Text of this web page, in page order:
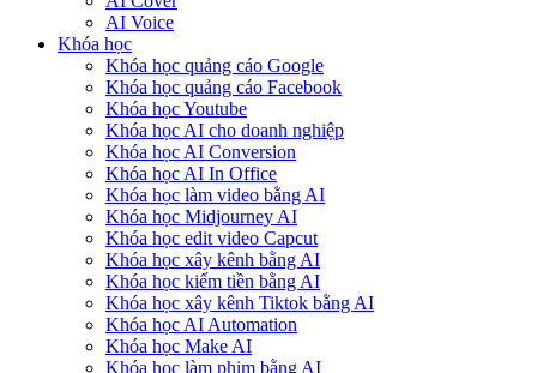
AI Voice
Khóa học
Khóa học quảng cáo Google
Khóa học quảng cáo Facebook
Khóa học Youtube
Khóa học AI cho doanh nghiệp
Khóa học AI Conversion
Khóa học AI In Office
Khóa học làm video bằng AI
Khóa học Midjourney AI
Khóa học edit video Capcut
Khóa học xây kênh bằng AI
Khóa học kiếm tiền bằng AI
Khóa học xây kênh Tiktok bằng AI
Khóa học AI Automation
Khóa học Make AI
Khóa học làm phim bằng AI